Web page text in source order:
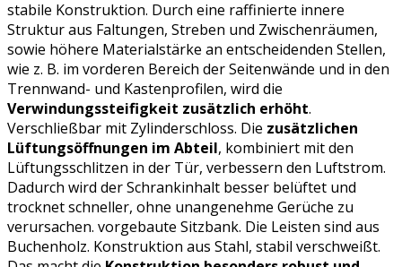
stabile Konstruktion. Durch eine raffinierte innere
Struktur aus Faltungen, Streben und Zwischenräumen,
sowie höhere Materialstärke an entscheidenden Stellen,
wie z. B. im vorderen Bereich der Seitenwände und in den
Trennwand- und Kastenprofilen, wird die
Verwindungssteifigkeit zusätzlich erhöht.
Verschließbar mit Zylinderschloss. Die zusätzlichen
Lüftungsöffnungen im Abteil, kombiniert mit den
Lüftungsschlitzen in der Tür, verbessern den Luftstrom.
Dadurch wird der Schrankinhalt besser belüftet und
trocknet schneller, ohne unangenehme Gerüche zu
verursachen. vorgebaute Sitzbank. Die Leisten sind aus
Buchenholz. Konstruktion aus Stahl, stabil verschweißt.